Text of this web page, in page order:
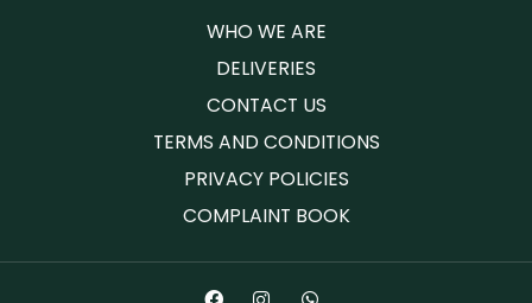
WHO WE ARE
DELIVERIES
CONTACT US
TERMS AND CONDITIONS
PRIVACY POLICIES
COMPLAINT BOOK